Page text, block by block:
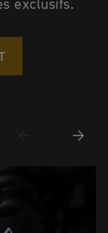
exclusifs.
Next